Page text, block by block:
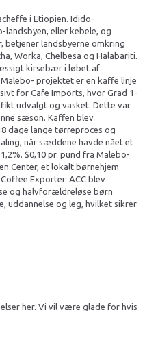
i Etiopien. Idido-
landsbyen, eller kebele, og
betjener landsbyerne omkring
Worka, Chelbesa og Halabariti.
kirsebær i løbet af
projektet er en kaffe linje
for Cafe Imports, hvor Grad 1-
udvalgt og vasket. Dette var
sæson. Kaffen blev
dage lange tørreproces og
når sæddene havde nået et
$0,10 pr. pund fra Malebo-
Center, et lokalt børnehjem
Exporter. ACC blev
og halvforældreløse børn
uddannelse og leg, hvilket sikrer
her. Vi vil være glade for hvis